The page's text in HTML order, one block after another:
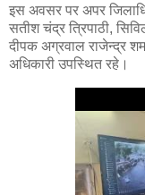
इस अवसर पर अपर
सतीश चंद्र त्रिपाठी,
दीपक अग्रवाल राजेन्द्र
अधिकारी उपस्थित रहे।